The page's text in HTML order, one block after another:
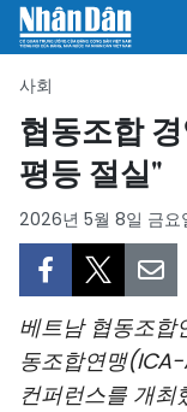
사회
협동조합
평등 절실"
2026년 5월 8일 금요
베트남 협동조
동조합연맹
컨퍼런스를 개최